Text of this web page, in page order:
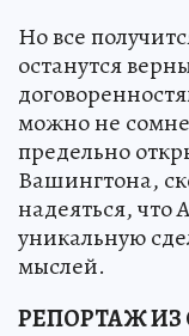
Но все
останутся
можно не
предельно
Вашингтона,
надеяться, что
уникальную
мыслей.
РЕПОРТАЖ